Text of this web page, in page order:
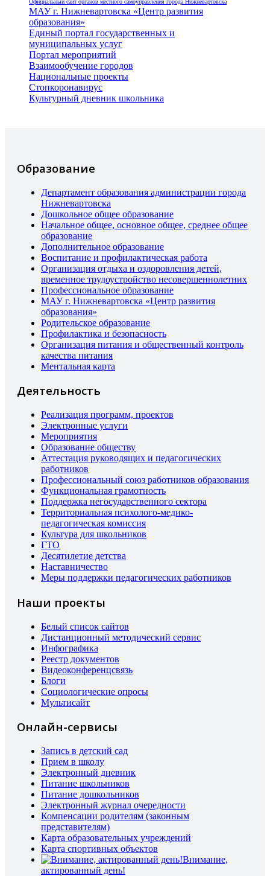
Официальный сайт органов местного самоуправления города Нижневартовска
МАУ г. Нижневартовска «Центр развития
образования»
Единый портал государственных и
муниципальных услуг
Портал мероприятий
Взаимообучение городов
Национальные проекты
Стопкоронавирус
Культурный дневник школьника
Образование
Департамент образования администрации города
Нижневартовска
Дошкольное общее образование
Начальное общее, основное общее, среднее общее
образование
Дополнительное образование
Воспитание и профилактическая работа
Организация отдыха и оздоровления детей,
временное трудоустройство несовершеннолетних
Профессиональное образование
МАУ г. Нижневартовска «Центр развития
образования»
Родительское образование
Профилактика и безопасность
Организация питания и общественный контроль
качества питания
Ментальная карта
Деятельность
Реализация программ, проектов
Электронные услуги
Мероприятия
Образование обществу
Аттестация руководящих и педагогических
работников
Профессиональный союз работников образования
Функциональная грамотность
Поддержка негосударственного сектора
Территориальная психолого-медико-
педагогическая комиссия
Культура для школьников
ГТО
Десятилетие детства
Наставничество
Меры поддержки педагогических работников
Наши проекты
Белый список сайтов
Дистанционный методический сервис
Инфографика
Реестр документов
Видеоконференцсвязь
Блоги
Социологические опросы
Мультисайт
Онлайн-сервисы
Запись в детский сад
Прием в школу
Электронный дневник
Питание школьников
Питание дошкольников
Электронный журнал очередности
Компенсации родителям (законным
представителям)
Карта образовательных учреждений
Карта спортивных объектов
Внимание,
актированный день!